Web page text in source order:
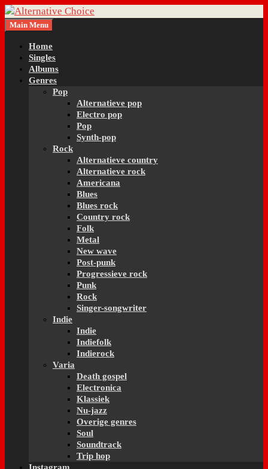
Skip
to
Alternative Choice
Beyond the mainstream noise
Main Menu
Home
Singles
Albums
Genres
Pop
Alternatieve pop
Electro pop
Pop
Synth-pop
Rock
Alternatieve country
Alternatieve rock
Americana
Blues
Blues rock
Country rock
Folk
Metal
New wave
Post-punk
Progressieve rock
Punk
Rock
Singer-songwriter
Indie
Indie
Indiefolk
Indierock
Varia
Death gospel
Electronica
Klassiek
Nu-jazz
Overige genres
Soul
Soundtrack
Trip hop